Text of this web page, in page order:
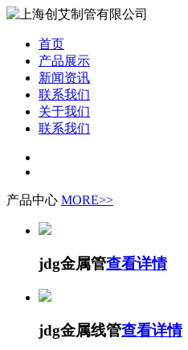
首页
产品展示
新闻资讯
联系我们
关于我们
联系我们
产品中心 MORE>>
jdg金属管查看详情
jdg金属线管查看详情